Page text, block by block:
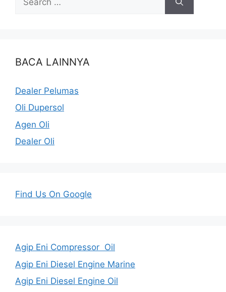
BACA LAINNYA
Dealer Pelumas
Oli Dupersol
Agen Oli
Dealer Oli
Find Us On Google
Agip Eni Compressor Oil
Agip Eni Diesel Engine Marine
Agip Eni Diesel Engine Oil